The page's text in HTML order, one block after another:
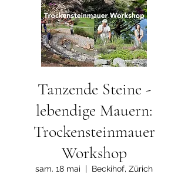
Tanzende Steine -
lebendige Mauern:
Trockensteinmauer
Workshop
sam. 18 mai
  |
Beckihof, Zürich